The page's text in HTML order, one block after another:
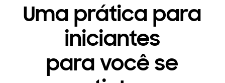
Uma prática para
iniciantes
para você se